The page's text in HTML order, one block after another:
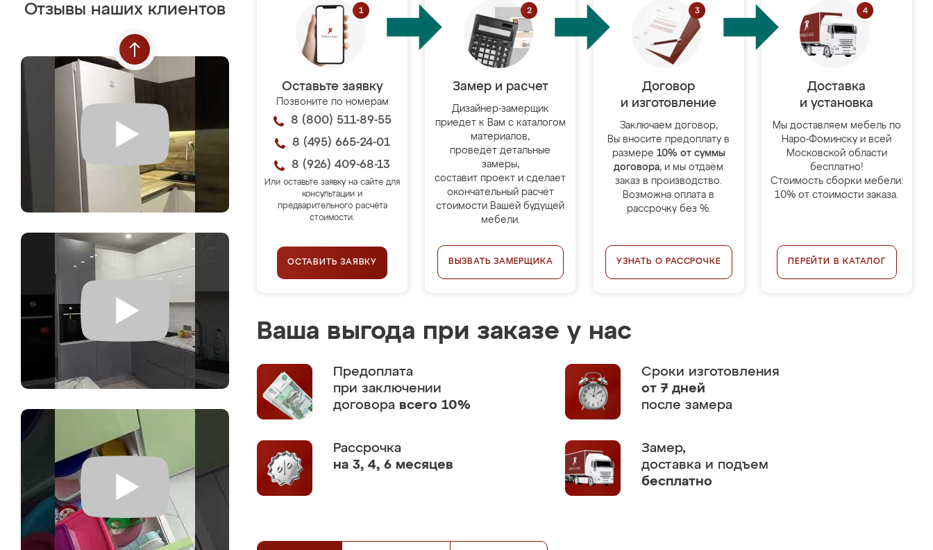
Отзывы наших клиентов
Оставьте заявку
Позвоните по номерам
8 (800) 511-89-55
8 (495) 665-24-01
8 (926) 409-68-13
Или оставьте заявку на сайте для
консультации и
предварительного расчёта
стоимости.
ОСТАВИТЬ ЗАЯВКУ
Замер и расчет
Дизайнер-замерщик
приедет к Вам с каталогом
материалов,
проведёт детальные
замеры,
составит проект и сделает
окончательный расчёт
стоимости Вашей будущей
мебели.
ВЫЗВАТЬ ЗАМЕРЩИКА
Договор
и изготовление
Заключаем договор,
Вы вносите предоплату в
размере 10% от суммы
договора, и мы отдаём
заказ в производство.
Возможна оплата в
рассрочку без %.
УЗНАТЬ О РАССРОЧКЕ
Доставка
и установка
Мы доставляем мебель по
Наро-Фоминску и всей
Московской области
бесплатно!
Стоимость сборки мебели:
10% от стоимости заказа.
ПЕРЕЙТИ В КАТАЛОГ
Ваша выгода при заказе у нас
Предоплата
при заключении
договора всего 10%
Сроки изготовления
от 7 дней
после замера
Рассрочка
на 3, 4, 6 месяцев
Замер,
доставка и подъем
бесплатно